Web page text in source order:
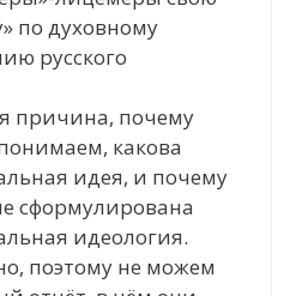
по духовному
русского
причина, почему
какова
идея, и почему
сформулирована
идеология.
поэтому не можем